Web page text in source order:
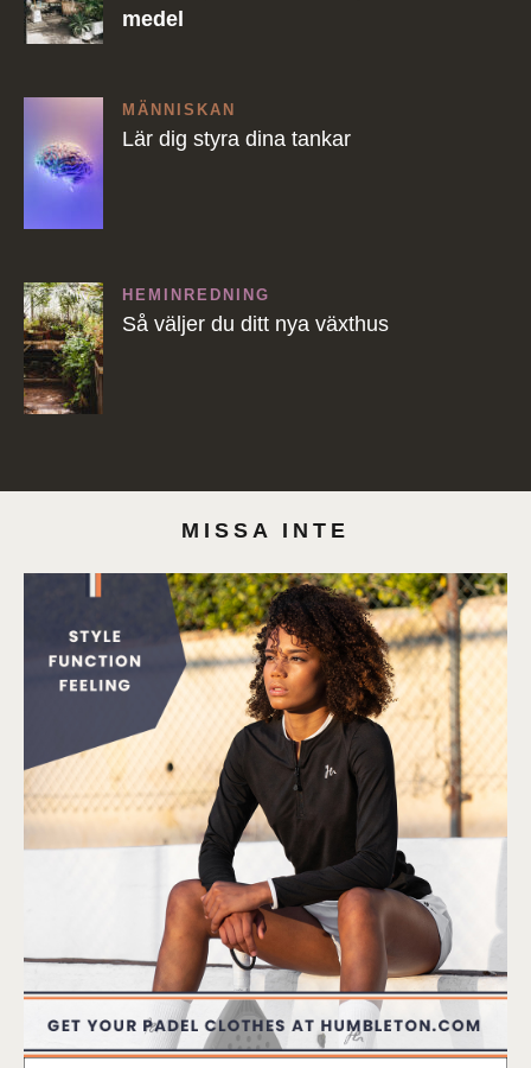
medel
MÄNNISKAN
Lär dig styra dina tankar
HEMINREDNING
Så väljer du ditt nya växthus
MISSA INTE